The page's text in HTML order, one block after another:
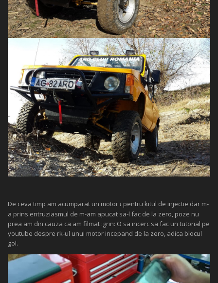
De ceva timp am acumparat un motor i pentru kitul de injectie dar m-
a prins entruziasmul de m-am apucat sa-l fac de la zero, poze nu
prea am din cauza ca am filmat :grin: O sa incerc sa fac un tutorial pe
youtube despre rk-ul unui motor incepand de la zero, adica blocul
gol.